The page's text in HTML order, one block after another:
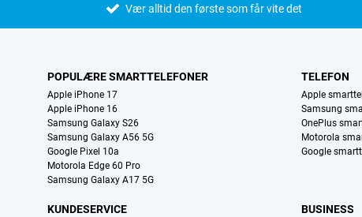
Vær alltid den første som får vite det
POPULÆRE SMARTTELEFONER
Apple iPhone 17
Apple iPhone 16
Samsung Galaxy S26
Samsung Galaxy A56 5G
Google Pixel 10a
Motorola Edge 60 Pro
Samsung Galaxy A17 5G
TELEFON
Apple
Samsung
OnePlus
Motorola
Google
KUNDESERVICE BUSINESS